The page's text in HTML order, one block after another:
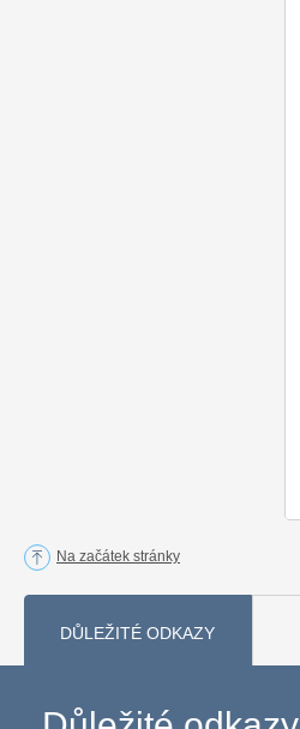
Na začátek stránky
DŮLEŽITÉ ODKAZY